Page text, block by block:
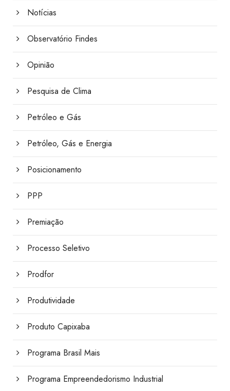
Notícias
Observatório Findes
Opinião
Pesquisa de Clima
Petróleo e Gás
Petróleo, Gás e Energia
Posicionamento
PPP
Premiação
Processo Seletivo
Prodfor
Produtividade
Produto Capixaba
Programa Brasil Mais
Programa Empreendedorismo Industrial